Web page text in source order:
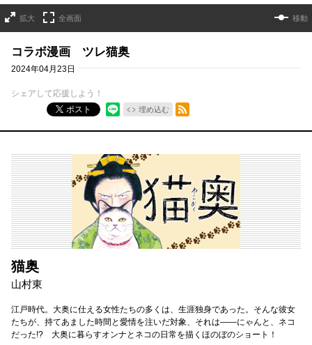
拡大 全画面 移動
コラボ漫画 ツレ猫奥
2024年04月23日
シェアして応援しよう！
ポスト
埋め込む
RSSフィード
猫奥
山村東
江戸時代。大奥に仕える女性たちの多くは、生涯独身であった。そんな彼女
たちが、持てあました時間と愛情を注いだ対象、それは――にゃんと、ネコ
だった!? 大奥に暮らすオンナとネコの日常を描くほのぼのショート！